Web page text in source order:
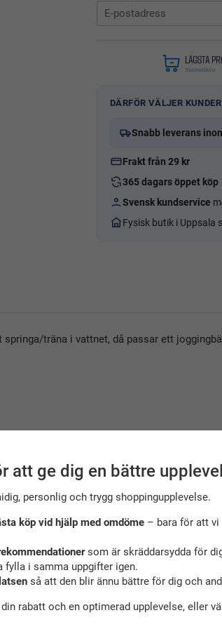
DÄRFÖR VÄLJER
Snabb leverans
Frakt från 29 kr
365 dagars öppet köp
Svensk kundservice
Fysisk butik i Uppsala
träna i vattnet, då passar ett
tillbehör till denna
att ge dig en bättre
personlig och trygg shoppingupplevelse.
köp vid hjälp med omdöme– bara för att vi
som är skräddarsydda för
i samma uppgifter igen.
så att den blir ännu bättre för dig och
rabatt och en optimerad upplevelse, eller